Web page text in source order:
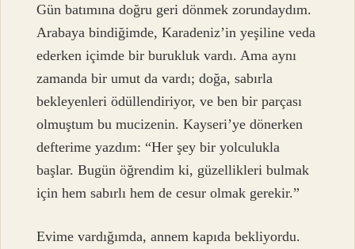
Gün batımına doğru geri dönmek zorundaydım.
Arabaya bindiğimde, Karadeniz’in yeşiline veda
ederken içimde bir burukluk vardı. Ama aynı
zamanda bir umut da vardı; doğa, sabırla
bekleyenleri ödüllendiriyor, ve ben bir parçası
olmuştum bu mucizenin. Kayseri’ye dönerken
defterime yazdım: “Her şey bir yolculukla
başlar. Bugün öğrendim ki, güzellikleri bulmak
için hem sabırlı hem de cesur olmak gerekir.”
Evime vardığımda, annem kapıda bekliyordu.